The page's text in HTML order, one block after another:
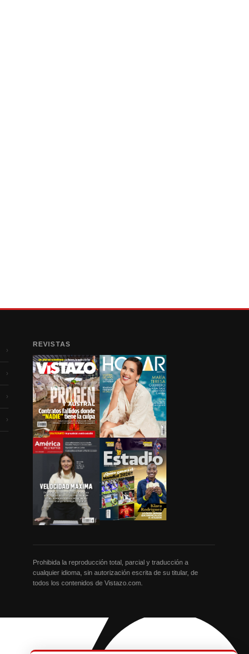
›
›
›
›
REVISTAS
Prohibida la reproducción total, parcial y traducción a
cualquier idioma, sin autorización escrita de su titular, de
todos los contenidos de Vistazo.com.